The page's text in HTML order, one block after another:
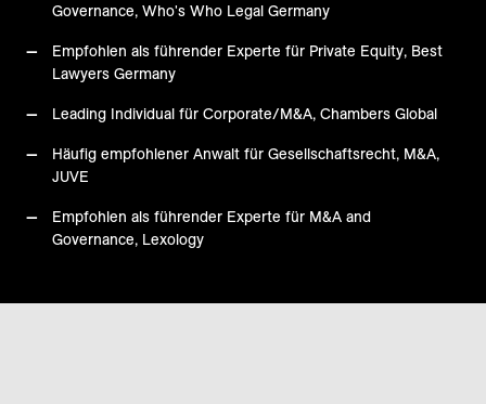
Governance, Who's Who Legal Germany
Empfohlen als führender Experte für Private Equity, Best
Lawyers Germany
Leading Individual für Corporate/M&A, Chambers Global
Häufig empfohlener Anwalt für Gesellschaftsrecht, M&A,
JUVE
Empfohlen als führender Experte für M&A and
Governance, Lexology